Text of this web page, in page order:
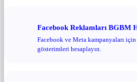
Facebook Reklamları BGBM
Facebook ve Meta kampanyaları
gösterimleri hesaplayın.